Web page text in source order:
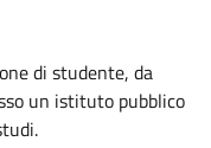
di studente, da
un istituto pubblico